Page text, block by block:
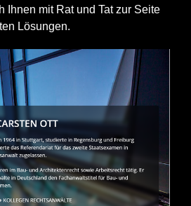
Ihnen mit Rat und Tat zur Seite
Lösungen.